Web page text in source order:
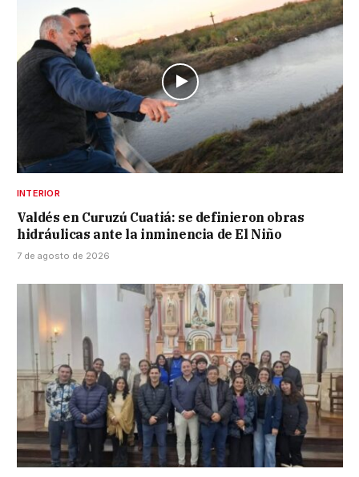
INTERIOR
Valdés en Curuzú Cuatiá: se definieron obras
hidráulicas ante la inminencia de El Niño
7 de agosto de 2026